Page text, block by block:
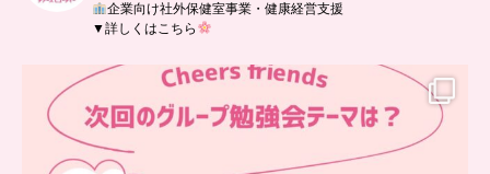
企業向け社外保健室事業・健康経営支援
▼詳しくはこちら
…
グループ勉強会